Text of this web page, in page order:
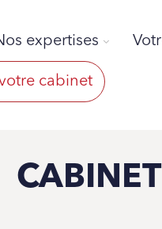
expertises
cabinet